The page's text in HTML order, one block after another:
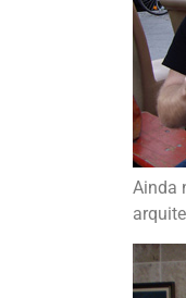
Ainda